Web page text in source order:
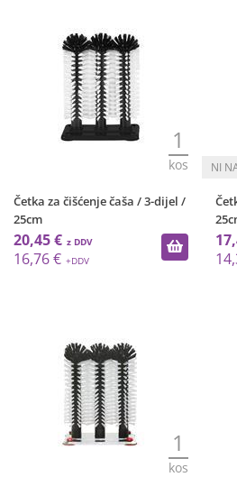
1
kos
Četka za čišćenje čaša / 3-dijel /
25cm
20,45 €
16,76 €
1
kos